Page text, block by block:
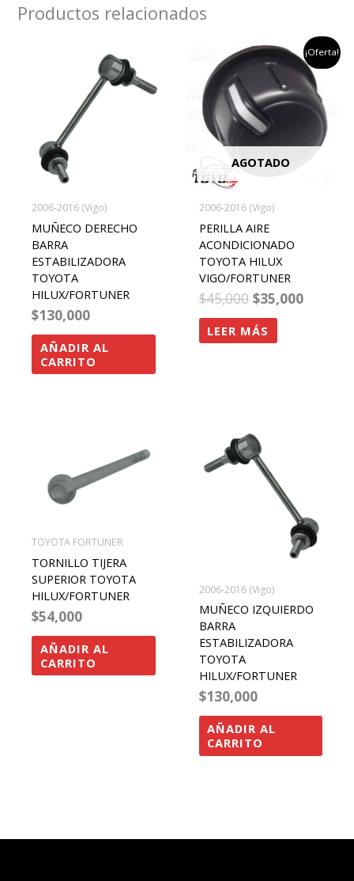
Productos relacionados
2006-2016 (Vigo)
MUÑECO DERECHO
BARRA
ESTABILIZADORA
TOYOTA
HILUX/FORTUNER
$130,000
AÑADIR AL
CARRITO
¡Oferta!
AGOTADO
2006-2016 (Vigo)
PERILLA AIRE
ACONDICIONADO
TOYOTA HILUX
VIGO/FORTUNER
$45,000
el
precio
original
era:
$45,000.
$35,000
el
precio
actual
es:
LEER MÁS
TOYOTA FORTUNER
TORNILLO TIJERA
SUPERIOR TOYOTA
HILUX/FORTUNER
$54,000
AÑADIR AL
CARRITO
2006-2016 (Vigo)
MUÑECO IZQUIERDO
BARRA
ESTABILIZADORA
TOYOTA
HILUX/FORTUNER
$130,000
AÑADIR AL
CARRITO